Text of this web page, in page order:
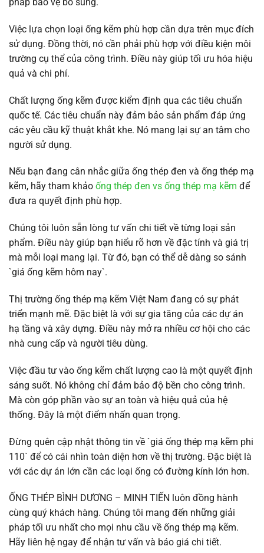
Việc lựa chọn loại ống kẽm phù hợp cần dựa trên mục đích
sử dụng. Đồng thời, nó cần phải phù hợp với điều kiện môi
trường cụ thể của công trình. Điều này giúp tối ưu hóa hiệu
quả và chi phí.
Chất lượng ống kẽm được kiểm định qua các tiêu chuẩn
quốc tế. Các tiêu chuẩn này đảm bảo sản phẩm đáp ứng
các yêu cầu kỹ thuật khắt khe. Nó mang lại sự an tâm cho
người sử dụng.
Nếu bạn đang cân nhắc giữa ống thép đen và ống thép mạ
kẽm, hãy tham khảo ống thép đen vs ống thép mạ kẽm để
đưa ra quyết định phù hợp.
Chúng tôi luôn sẵn lòng tư vấn chi tiết về từng loại sản
phẩm. Điều này giúp bạn hiểu rõ hơn về đặc tính và giá trị
mà mỗi loại mang lại. Từ đó, bạn có thể dễ dàng so sánh
`giá ống kẽm hôm nay`.
Thị trường ống thép mạ kẽm Việt Nam đang có sự phát
triển mạnh mẽ. Đặc biệt là với sự gia tăng của các dự án
hạ tầng và xây dựng. Điều này mở ra nhiều cơ hội cho các
nhà cung cấp và người tiêu dùng.
Việc đầu tư vào ống kẽm chất lượng cao là một quyết định
sáng suốt. Nó không chỉ đảm bảo độ bền cho công trình.
Mà còn góp phần vào sự an toàn và hiệu quả của hệ
thống. Đây là một điểm nhấn quan trọng.
Đừng quên cập nhật thông tin về `giá ống thép mạ kẽm phi
110` để có cái nhìn toàn diện hơn về thị trường. Đặc biệt là
với các dự án lớn cần các loại ống có đường kính lớn hơn.
ỐNG THÉP BÌNH DƯƠNG – MINH TIẾN luôn đồng hành
cùng quý khách hàng. Chúng tôi mang đến những giải
pháp tối ưu nhất cho mọi nhu cầu về ống thép mạ kẽm.
Hãy liên hệ ngay để nhận tư vấn và báo giá chi tiết.